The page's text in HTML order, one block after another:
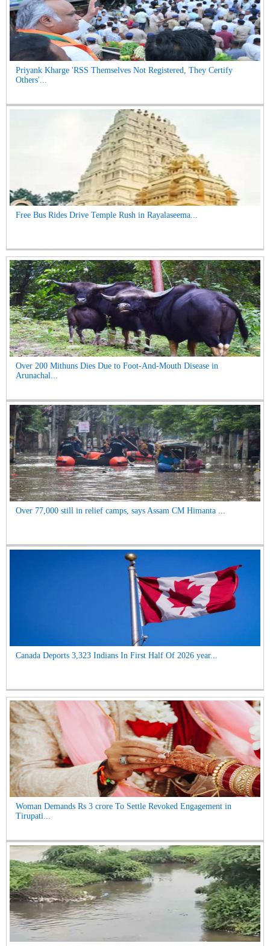
Priyank Kharge 'RSS Themselves Not Registered, They Certify
Others'...
Free Bus Rides Drive Temple Rush in Rayalaseema...
Over 200 Mithuns Dies Due to Foot-And-Mouth Disease in
Arunachal...
Over 77,000 still in relief camps, says Assam CM Himanta ...
Canada Deports 3,323 Indians In First Half Of 2026 year...
Woman Demands Rs 3 crore To Settle Revoked Engagement in
Tirupati...